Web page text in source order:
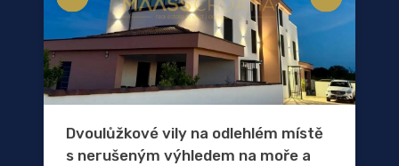
Dvoulůžkové vily na odlehlém místě
s nerušeným výhledem na moře a